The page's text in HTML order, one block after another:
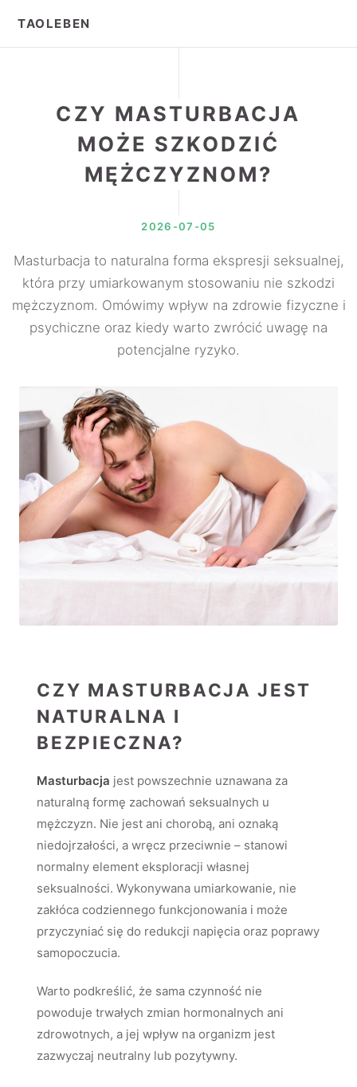
TAOLEBEN
CZY MASTURBACJA
MOŻE SZKODZIĆ
MĘŻCZYZNOM?
2026-07-05
Masturbacja to naturalna forma ekspresji seksualnej,
która przy umiarkowanym stosowaniu nie szkodzi
mężczyznom. Omówimy wpływ na zdrowie fizyczne i
psychiczne oraz kiedy warto zwrócić uwagę na
potencjalne ryzyko.
CZY MASTURBACJA JEST
NATURALNA I
BEZPIECZNA?
Masturbacja jest powszechnie uznawana za
naturalną formę zachowań seksualnych u
mężczyzn. Nie jest ani chorobą, ani oznaką
niedojrzałości, a wręcz przeciwnie – stanowi
normalny element eksploracji własnej
seksualności. Wykonywana umiarkowanie, nie
zakłóca codziennego funkcjonowania i może
przyczyniać się do redukcji napięcia oraz poprawy
samopoczucia.
Warto podkreślić, że sama czynność nie
powoduje trwałych zmian hormonalnych ani
zdrowotnych, a jej wpływ na organizm jest
zazwyczaj neutralny lub pozytywny.